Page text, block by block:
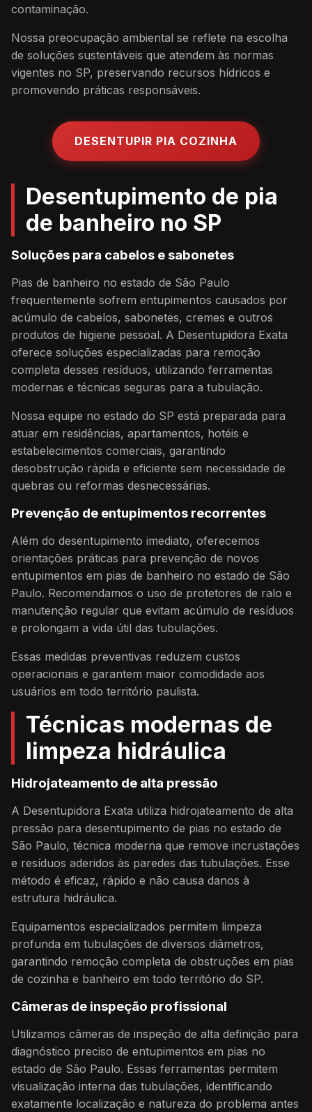
contaminação.
Nossa preocupação ambiental se reflete na escolha
de soluções sustentáveis que atendem às normas
vigentes no SP, preservando recursos hídricos e
promovendo práticas responsáveis.
DESENTUPIR PIA COZINHA
Desentupimento de pia
de banheiro no SP
Soluções para cabelos e sabonetes
Pias de banheiro no estado de São Paulo
frequentemente sofrem entupimentos causados por
acúmulo de cabelos, sabonetes, cremes e outros
produtos de higiene pessoal. A Desentupidora Exata
oferece soluções especializadas para remoção
completa desses resíduos, utilizando ferramentas
modernas e técnicas seguras para a tubulação.
Nossa equipe no estado do SP está preparada para
atuar em residências, apartamentos, hotéis e
estabelecimentos comerciais, garantindo
desobstrução rápida e eficiente sem necessidade de
quebras ou reformas desnecessárias.
Prevenção de entupimentos recorrentes
Além do desentupimento imediato, oferecemos
orientações práticas para prevenção de novos
entupimentos em pias de banheiro no estado de São
Paulo. Recomendamos o uso de protetores de ralo e
manutenção regular que evitam acúmulo de resíduos
e prolongam a vida útil das tubulações.
Essas medidas preventivas reduzem custos
operacionais e garantem maior comodidade aos
usuários em todo território paulista.
Técnicas modernas de
limpeza hidráulica
Hidrojateamento de alta pressão
A Desentupidora Exata utiliza hidrojateamento de alta
pressão para desentupimento de pias no estado de
São Paulo, técnica moderna que remove incrustações
e resíduos aderidos às paredes das tubulações. Esse
método é eficaz, rápido e não causa danos à
estrutura hidráulica.
Equipamentos especializados permitem limpeza
profunda em tubulações de diversos diâmetros,
garantindo remoção completa de obstruções em pias
de cozinha e banheiro em todo território do SP.
Câmeras de inspeção profissional
Utilizamos câmeras de inspeção de alta definição para
diagnóstico preciso de entupimentos em pias no
estado de São Paulo. Essas ferramentas permitem
visualização interna das tubulações, identificando
exatamente localização e natureza do problema antes